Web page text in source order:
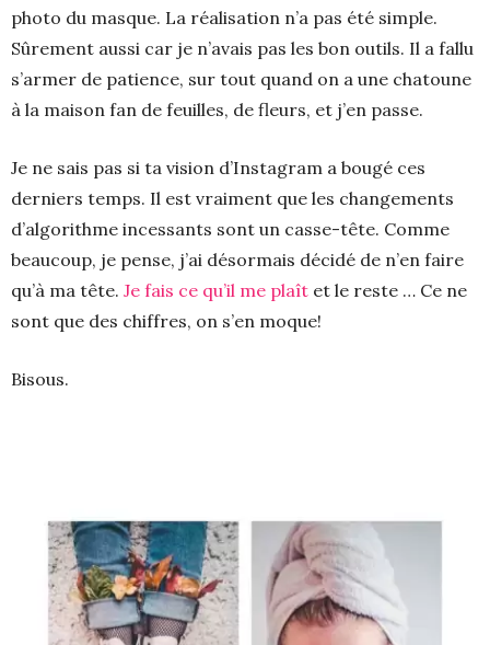
photo du masque. La réalisation n’a pas été simple.
Sûrement aussi car je n’avais pas les bon outils. Il a fallu
s’armer de patience, sur tout quand on a une chatoune
à la maison fan de feuilles, de fleurs, et j’en passe.
Je ne sais pas si ta vision d’Instagram a bougé ces
derniers temps. Il est vraiment que les changements
d’algorithme incessants sont un casse-tête. Comme
beaucoup, je pense, j’ai désormais décidé de n’en faire
qu’à ma tête. Je fais ce qu’il me plaît et le reste … Ce ne
sont que des chiffres, on s’en moque!
Bisous.